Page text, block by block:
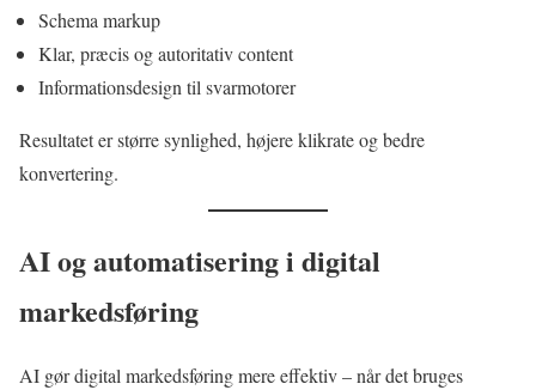
Schema markup
Klar, præcis og autoritativ content
Informationsdesign til svarmotorer
Resultatet er større synlighed, højere klikrate og bedre
konvertering.
AI og automatisering i digital
markedsføring
AI gør digital markedsføring mere effektiv – når det bruges